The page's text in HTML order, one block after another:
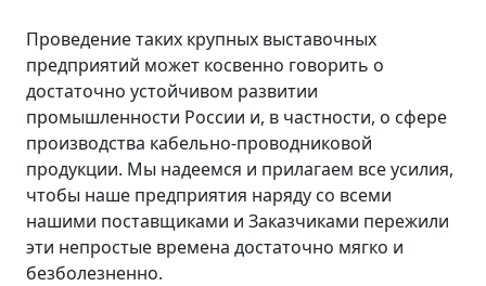
Проведение таких крупных выставочных
предприятий может косвенно говорить о
достаточно устойчивом развитии
промышленности России и, в частности, о сфере
производства кабельно-проводниковой
продукции. Мы надеемся и прилагаем все усилия,
чтобы наше предприятия наряду со всеми
нашими поставщиками и Заказчиками пережили
эти непростые времена достаточно мягко и
безболезненно.